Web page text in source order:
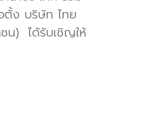
ตั้ง บริษัท ไทย
น) ได้รับเชิญให้